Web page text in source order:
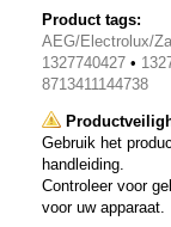
Product tags:
AEG/Electrolux/
1327740427 •
8713411144738
Gebruik het
handleiding.
Controleer voor
voor uw apparaat.